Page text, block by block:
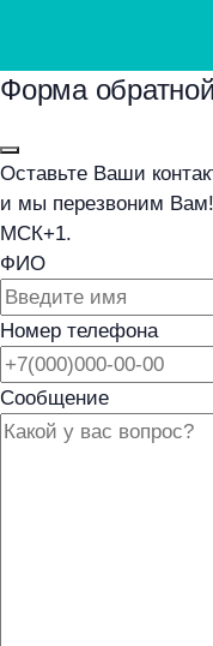
Форма
Оставьте Ваши
и мы перезвоним
МСК+1.
ФИО
Номер телефона
Сообщение